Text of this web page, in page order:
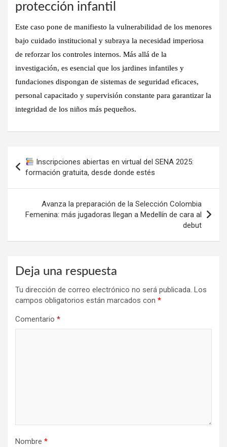
protección infantil
Este caso pone de manifiesto la vulnerabilidad de los menores
bajo cuidado institucional y subraya la necesidad imperiosa
de reforzar los controles internos. Más allá de la
investigación, es esencial que los jardines infantiles y
fundaciones dispongan de sistemas de seguridad eficaces,
personal capacitado y supervisión constante para garantizar la
integridad de los niños más pequeños.
de
entradas
Inscripciones abiertas en virtual del SENA 2025:
formación gratuita, desde donde estés
Avanza la preparación de la Selección Colombia
Femenina: más jugadoras llegan a Medellín de cara al
debut
Deja una respuesta
Tu dirección de correo electrónico no será publicada. Los
campos obligatorios están marcados con *
Comentario *
Nombre *